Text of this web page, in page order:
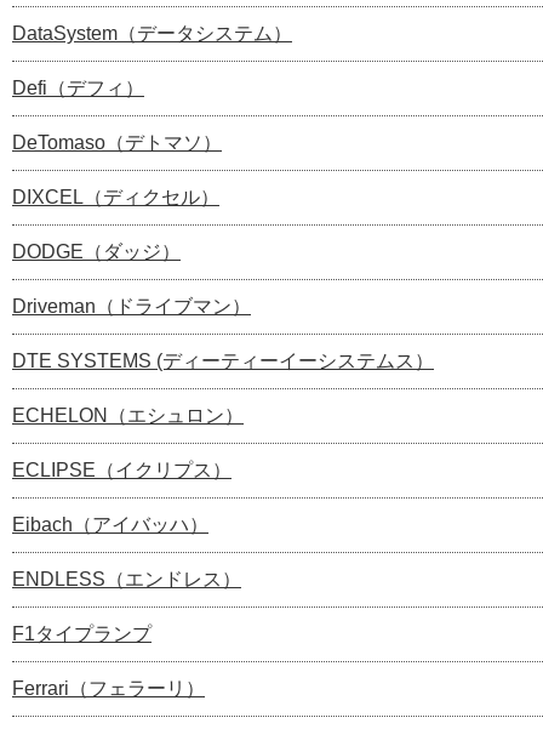
DataSystem（データシステム）
Defi（デフィ）
DeTomaso（デトマソ）
DIXCEL（ディクセル）
DODGE（ダッジ）
Driveman（ドライブマン）
DTE SYSTEMS (ディーティーイーシステムス）
ECHELON（エシュロン）
ECLIPSE（イクリプス）
Eibach（アイバッハ）
ENDLESS（エンドレス）
F1タイプランプ
Ferrari（フェラーリ）